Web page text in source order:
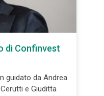
di Confinvest
guidato da Andrea
e Giuditta